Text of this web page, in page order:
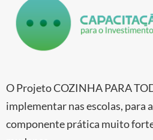
O Projeto COZINHA PARA
implementar nas escolas, para
componente prática muito